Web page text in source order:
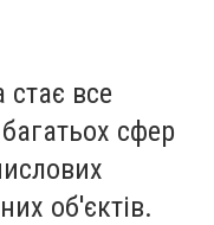
стає все
сфер
об'єктів.